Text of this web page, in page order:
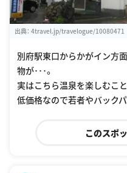
出典： 4travel.jp/travelogue/10080471
別府駅東口からかがイン方
物が･･･。
実はこちら温泉を楽しむこ
低価格なので若者やバック
このスポ